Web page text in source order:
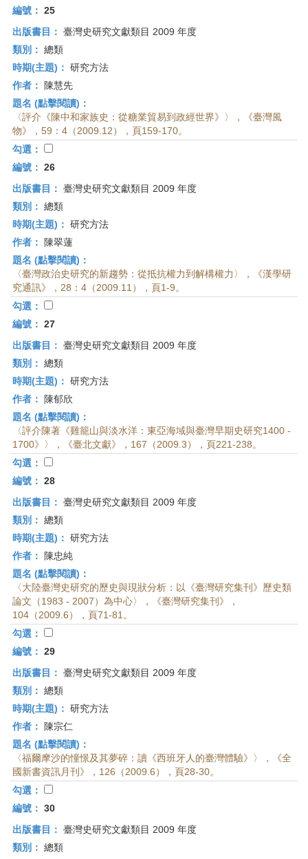
編號： 25
出版書目： 臺灣史研究文獻類目 2009 年度
類別： 總類
時期(主題)： 研究方法
作者：
陳慧先
題名 (點擊閱讀)：
〈評介《陳中和家族史：從糖業貿易到政經世界》〉，《臺灣風
物》，59：4（2009.12），頁159-170。
勾選：
編號： 26
出版書目： 臺灣史研究文獻類目 2009 年度
類別： 總類
時期(主題)： 研究方法
作者：
陳翠蓮
題名 (點擊閱讀)：
〈臺灣政治史研究的新趨勢：從抵抗權力到解構權力〉，《漢學研
究通訊》，28：4（2009.11），頁1-9。
勾選：
編號： 27
出版書目： 臺灣史研究文獻類目 2009 年度
類別： 總類
時期(主題)： 研究方法
作者：
陳郁欣
題名 (點擊閱讀)：
〈評介陳著《雞籠山與淡水洋：東亞海域與臺灣早期史研究1400 -
1700》〉，《臺北文獻》，167（2009.3），頁221-238。
勾選：
編號： 28
出版書目： 臺灣史研究文獻類目 2009 年度
類別： 總類
時期(主題)： 研究方法
作者：
陳忠純
題名 (點擊閱讀)：
〈大陸臺灣史研究的歷史與現狀分析：以《臺灣研究集刊》歷史類
論文（1983 - 2007）為中心〉，《臺灣研究集刊》，
104（2009.6），頁71-81。
勾選：
編號： 29
出版書目： 臺灣史研究文獻類目 2009 年度
類別： 總類
時期(主題)： 研究方法
作者：
陳宗仁
題名 (點擊閱讀)：
〈福爾摩沙的憧憬及其夢碎：讀《西班牙人的臺灣體驗》〉，《全
國新書資訊月刊》，126（2009.6），頁28-30。
勾選：
編號： 30
出版書目： 臺灣史研究文獻類目 2009 年度
類別： 總類